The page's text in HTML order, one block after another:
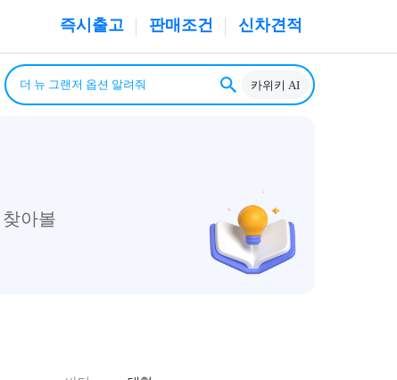
즉시출고 판매조건 신차견적
카위키 AI
아볼